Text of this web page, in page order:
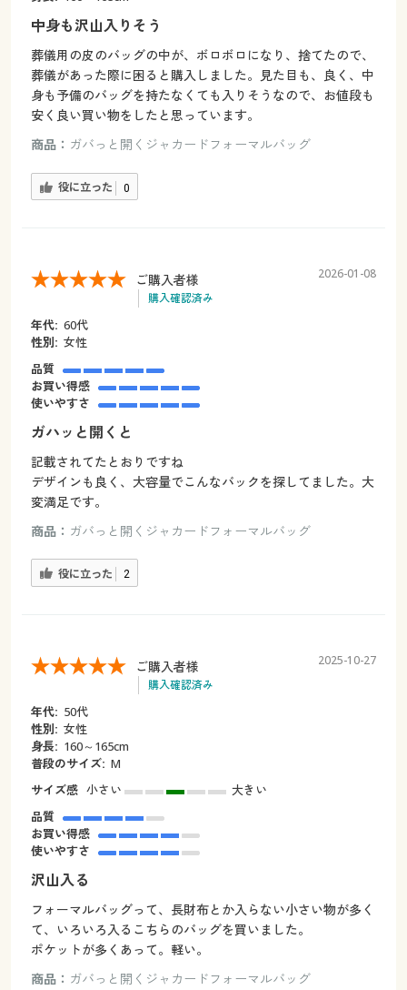
中身も沢山入りそう
葬儀用の皮のバッグの中が、ボロボロになり、捨てたので、
葬儀があった際に困ると購入しました。見た目も、良く、中
身も予備のバッグを持たなくても入りそうなので、お値段も
安く良い買い物をしたと思っています。
商品： ガバっと開くジャカードフォーマルバッグ
役に立った 0
ご購入者様
購入確認済み
2026-01-08
年代: 60代
性別: 女性
品質
お買い得感
使いやすさ
ガハッと開くと
記載されてたとおりですね
デザインも良く、大容量でこんなバックを探してました。大
変満足です。
商品： ガバっと開くジャカードフォーマルバッグ
役に立った 2
ご購入者様
購入確認済み
2025-10-27
年代: 50代
性別: 女性
身長: 160～165cm
普段のサイズ: M
サイズ感 小さい
大きい
品質
お買い得感
使いやすさ
沢山入る
フォーマルバッグって、長財布とか入らない小さい物が多く
て、いろいろ入るこちらのバッグを買いました。
ポケットが多くあって。軽い。
商品： ガバっと開くジャカードフォーマルバッグ